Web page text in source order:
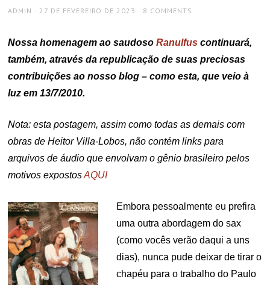
AUTHOR
ADMIN
POSTED
27 DE FEVEREIRO DE 2023 8 COMMENTS
Nossa homenagem ao saudosoRanulfus continuará,
também, através da republicação de suas preciosas
contribuições ao nosso blog – como esta, que veio à
luz em 13/7/2010.
Nota: esta postagem, assim como todas as demais com
obras de Heitor Villa-Lobos, não contém links para
arquivos de áudio que envolvam o gênio brasileiro pelos
motivos expostosAQUI
Embora pessoalmente eu prefira
uma outra abordagem do sax
(como vocês verão daqui a uns
dias), nunca pude deixar de tirar o
chapéu para o trabalho do Paulo